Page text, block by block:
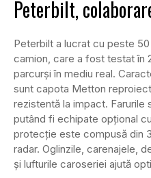
Peterbilt,
Peterbilt a lucrat cu peste
camion, care a fost testat în
parcurși în mediu real.
sunt capota Metton
rezistentă la impact. Farurile
putând fi echipate opțional
protecție este compusă din
radar. Oglinzile, carenajele,
și lufturile caroseriei ajută